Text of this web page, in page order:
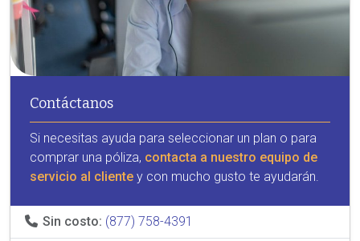
Contáctanos
Si necesitas ayuda para seleccionar un plan o para
comprar una póliza, contacta a nuestro equipo de
servicio al cliente y con mucho gusto te ayudarán.
Sin costo: (877) 758-4391